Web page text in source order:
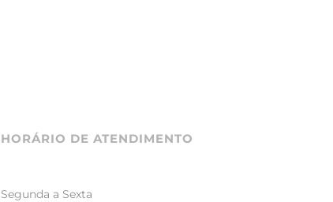
HORÁRIO DE ATENDIMENTO
Segunda a Sexta